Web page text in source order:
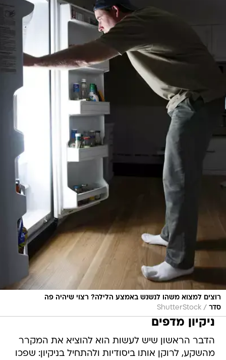
רוצים למצוא משהו לנשנש באמצע הלילה? רצוי שיהיה פה
סדר /
ShutterStock
ניקיון מדפים
הדבר הראשון שיש לעשות הוא להוציא את המקרר
מהשקע, לרוקן אותו ביסודיות ולהתחיל בניקיון: שפכו